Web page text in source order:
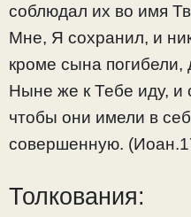
соблюдал их во имя
Мне, Я сохранил, и
кроме сына погибели,
Ныне же к Тебе иду, и
чтобы они имели в
совершенную.
Толкования: